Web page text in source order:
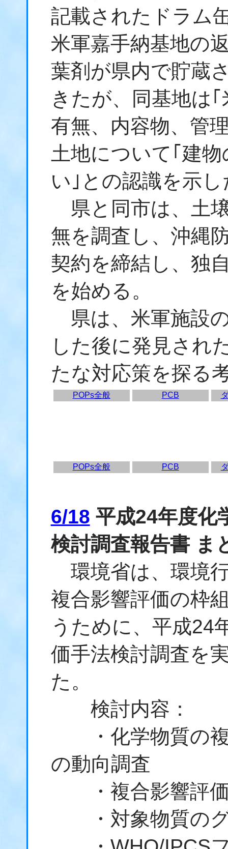
記載されたドラム
米軍嘉手納基地の
葉剤が県内で貯蔵
きたが、同基地は
有無、内容物、管
土地について｢建
い｣との認識を示し
県と同市は、土
無を調査し、沖縄
契約を締結し、独
を始める。
県は、米軍施設
した後に発見され
たな対応策を探る
POPs全般 PCB
POPs全般 PCB
6/18 平成24年度化
検討調査報告書 ま
環境省は、環境
複合影響評価の枠
うために、平成24
価手法検討調査を
た。
検討内容：
・化学物質の複
の動向調査
・複合影響評価
・対象物質のグ